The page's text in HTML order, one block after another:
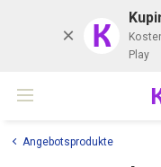
K
Play
Angebotsprodukte